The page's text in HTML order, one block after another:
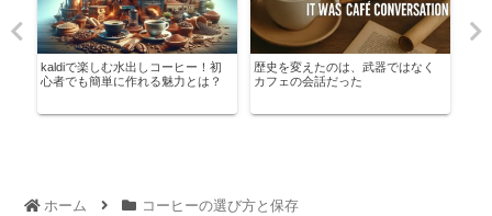
kaldiで楽しむ水出しコーヒー！初
心者でも簡単に作れる魅力とは？
歴史を変えたのは、武器ではなく
カフェの会話だった
ホーム コーヒーの選び方と保存